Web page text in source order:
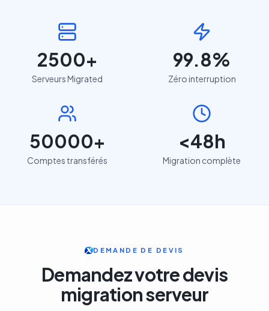
2500+
Serveurs Migrated
99.8%
Zéro interruption
50000+
Comptes transférés
<48h
Migration complète
DEMANDE DE DEVIS
Demandez votre devis
migration serveur